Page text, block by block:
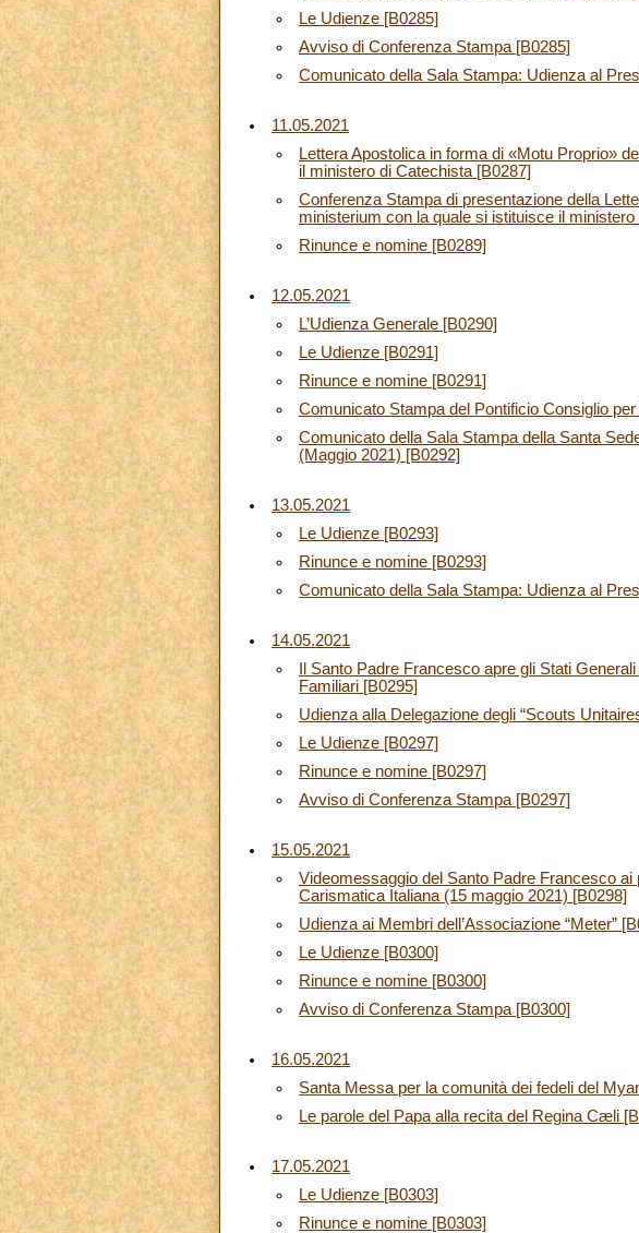
Le Udienze [B0285]
Avviso di Conferenza Stampa [B0285]
Comunicato della Sala Stampa: Udienza al
11.05.2021
Lettera Apostolica in forma di «Motu Proprio»
il ministero di Catechista [B0287]
Conferenza Stampa di presentazione della
ministerium con la quale si istituisce il
Rinunce e nomine [B0289]
12.05.2021
L’Udienza Generale [B0290]
Le Udienze [B0291]
Rinunce e nomine [B0291]
Comunicato Stampa del Pontificio Consiglio
Comunicato della Sala Stampa della Santa
(Maggio 2021) [B0292]
13.05.2021
Le Udienze [B0293]
Rinunce e nomine [B0293]
Comunicato della Sala Stampa: Udienza al
14.05.2021
Il Santo Padre Francesco apre gli Stati
Familiari [B0295]
Udienza alla Delegazione degli “Scouts
Le Udienze [B0297]
Rinunce e nomine [B0297]
Avviso di Conferenza Stampa [B0297]
15.05.2021
Videomessaggio del Santo Padre Francesco ai
Carismatica Italiana (15 maggio 2021) [B0298]
Udienza ai Membri dell’Associazione “Meter”
Le Udienze [B0300]
Rinunce e nomine [B0300]
Avviso di Conferenza Stampa [B0300]
16.05.2021
Santa Messa per la comunità dei fedeli del
Le parole del Papa alla recita del Regina Cæli
17.05.2021
Le Udienze [B0303]
Rinunce e nomine [B0303]